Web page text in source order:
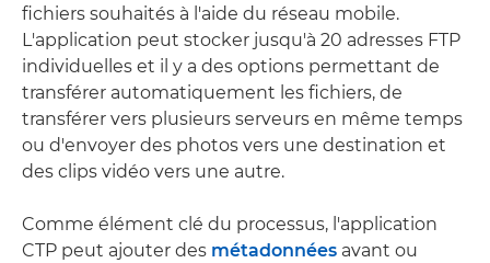
fichiers souhaités à l'aide du réseau mobile.
L'application peut stocker jusqu'à 20 adresses FTP
individuelles et il y a des options permettant de
transférer automatiquement les fichiers, de
transférer vers plusieurs serveurs en même temps
ou d'envoyer des photos vers une destination et
des clips vidéo vers une autre.
Comme élément clé du processus, l'application
CTP peut ajouter des métadonnées avant ou